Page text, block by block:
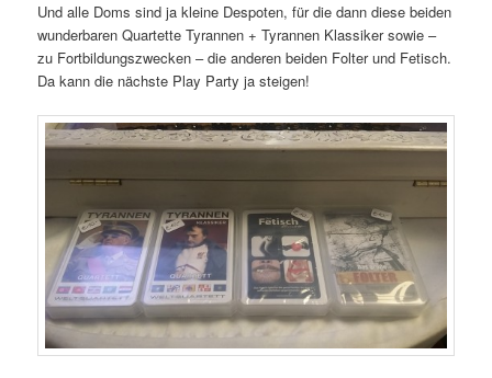
Und alle Doms sind ja kleine Despoten, für die dann diese beiden
wunderbaren Quartette Tyrannen + Tyrannen Klassiker sowie –
zu Fortbildungszwecken – die anderen beiden Folter und Fetisch.
Da kann die nächste Play Party ja steigen!